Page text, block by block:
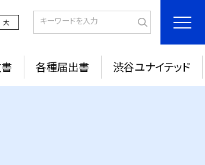
大
各種届出書 渋谷ユナイテッド